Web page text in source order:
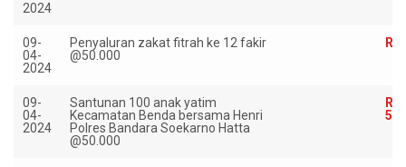
2024
09-
04-
2024
Penyaluran zakat fitrah ke 12 fakir
@50.000
Rp
09-
04-
2024
Santunan 100 anak yatim
Kecamatan Benda bersama Henri
Polres Bandara Soekarno Hatta
@50.000
Rp